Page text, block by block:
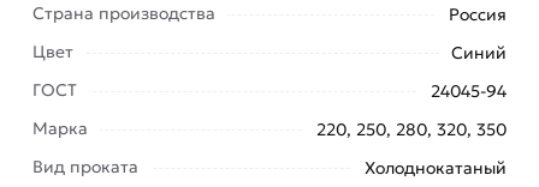
холодногнутый лист из тонколистовой стали с
продольными ребрами трапециевидной формы.
Страна производства
Россия
Цвет
Синий
ГОСТ
24045-94
Марка
220, 250, 280, 320, 350
Вид проката
Холоднокатаный